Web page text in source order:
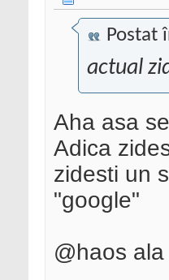
Postat
actual
Aha asa
Adica
zidesti un
"google"
@haos